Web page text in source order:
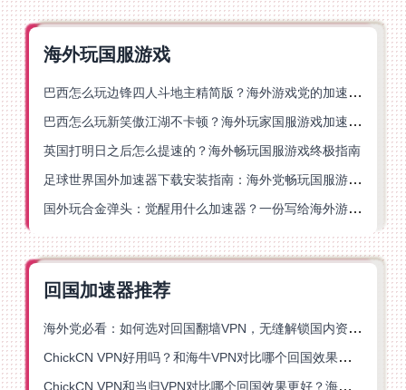
海外玩国服游戏
巴西怎么玩边锋四人斗地主精简版？海外游戏党的加速器终极选择
巴西怎么玩新笑傲江湖不卡顿？海外玩家国服游戏加速终极指南（附猫和老鼠一梦江湖实测）
英国打明日之后怎么提速的？海外畅玩国服游戏终极指南
足球世界国外加速器下载安装指南：海外党畅玩国服游戏的终极解决方案
国外玩合金弹头：觉醒用什么加速器？一份写给海外游子的畅玩指南
回国加速器推荐
海外党必看：如何选对回国翻墙VPN，无缝解锁国内资源？
ChickCN VPN好用吗？和海牛VPN对比哪个回国效果更好？
ChickCN VPN和当归VPN对比哪个回国效果更好？海外党亲测后选了它